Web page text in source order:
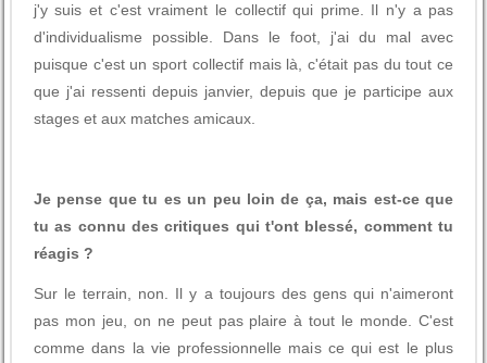
j'y suis et c'est vraiment le collectif qui prime. Il n'y a pas
d'individualisme possible. Dans le foot, j'ai du mal avec
puisque c'est un sport collectif mais là, c'était pas du tout ce
que j'ai ressenti depuis janvier, depuis que je participe aux
stages et aux matches amicaux.
Je pense que tu es un peu loin de ça, mais est-ce que
tu as connu des critiques qui t'ont blessé, comment tu
réagis ?
Sur le terrain, non. Il y a toujours des gens qui n'aimeront
pas mon jeu, on ne peut pas plaire à tout le monde. C'est
comme dans la vie professionnelle mais ce qui est le plus